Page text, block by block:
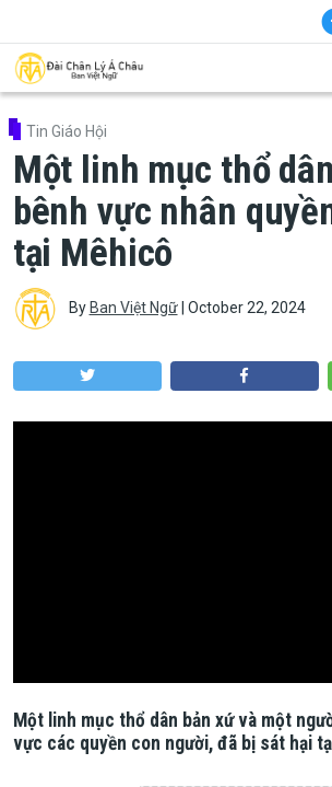
Tin Giáo Hội
Một linh mục thổ
bênh vực nhân
tại Mêhicô
By Ban Việt Ngữ| October 22, 2024
Một linh mục thổ dân bản xứ và một
vực các quyền con người, đã bị sát hại